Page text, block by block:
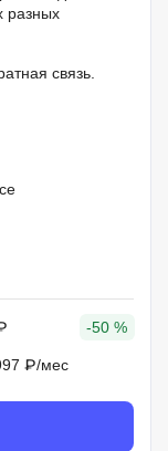
разных
связь.
-50 %
₽/мес